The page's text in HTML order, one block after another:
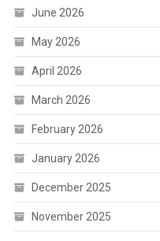
June 2026
May 2026
April 2026
March 2026
February 2026
January 2026
December 2025
November 2025